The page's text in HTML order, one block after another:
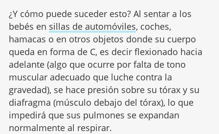
¿Y cómo puede suceder esto? Al sentar a los
bebés en sillas de automóviles, coches,
hamacas o en otros objetos donde su cuerpo
queda en forma de C, es decir flexionado hacia
adelante (algo que ocurre por falta de tono
muscular adecuado que luche contra la
gravedad), se hace presión sobre su tórax y su
diafragma (músculo debajo del tórax), lo que
impedirá que sus pulmones se expandan
normalmente al respirar.